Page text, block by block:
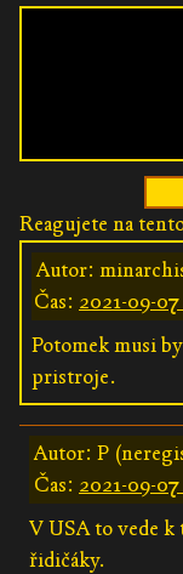
Reagujete na
Autor:
Čas: 2021-09-
Potomek musi
pristroje.
Autor: P
Čas: 2021-09-
V USA to vede k
řidičáky.